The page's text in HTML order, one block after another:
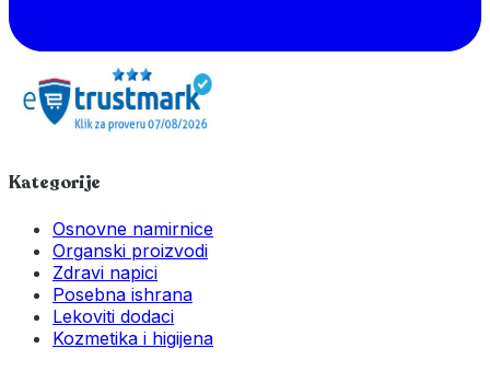
Kategorije
Osnovne namirnice
Organski proizvodi
Zdravi napici
Posebna ishrana
Lekoviti dodaci
Kozmetika i higijena